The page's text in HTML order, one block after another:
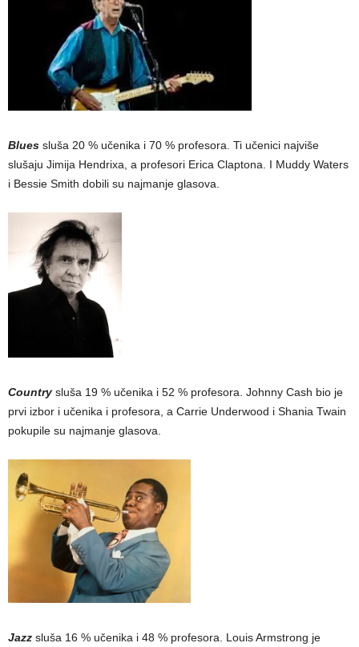
Blues sluša 20 % učenika i 70 % profesora. Ti učenici najviše
slušaju Jimija Hendrixa, a profesori Erica Claptona. I Muddy Waters
i Bessie Smith dobili su najmanje glasova.
Country sluša 19 % učenika i 52 % profesora. Johnny Cash bio je
prvi izbor i učenika i profesora, a Carrie Underwood i Shania Twain
pokupile su najmanje glasova.
Jazz sluša 16 % učenika i 48 % profesora. Louis Armstrong je